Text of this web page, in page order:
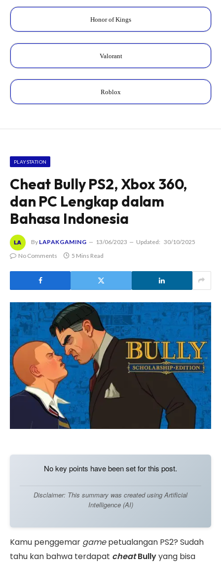
Honor of Kings
Valorant
Roblox
PLAYSTATION
Cheat Bully PS2, Xbox 360,
dan PC Lengkap dalam
Bahasa Indonesia
By LAPAKGAMING 13/06/2023 Updated: 30/10/2025
No Comments
5 Mins Read
No key points have been set for this post.
Disclaimer: This summary was created using Artificial
Intelligence (AI)
Kamu penggemar gamepetualangan PS2? Sudah
tahu kan bahwa terdapat cheatBullyyang bisa